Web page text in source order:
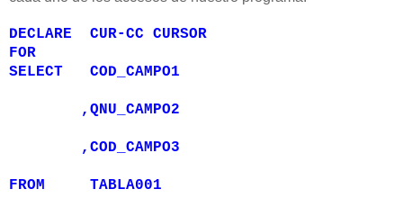
DECLARE CUR-CC CURSOR
FOR
SELECT COD_CAMPO1
,QNU_CAMPO2
,COD_CAMPO3
FROM TABLA001